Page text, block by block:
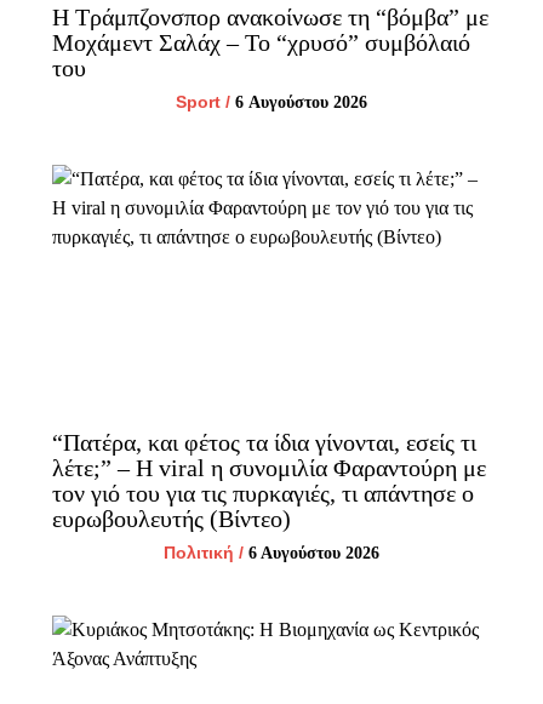
Η Τράμπζονσπορ ανακοίνωσε τη “βόμβα” με
Μοχάμεντ Σαλάχ – Το “χρυσό” συμβόλαιό
του
Sport / 6 Αυγούστου 2026
“Πατέρα, και φέτος τα ίδια γίνονται, εσείς τι
λέτε;” – H viral η συνομιλία Φαραντούρη με
τον γιό του για τις πυρκαγιές, τι απάντησε ο
ευρωβουλευτής (Βίντεο)
Πολιτική / 6 Αυγούστου 2026